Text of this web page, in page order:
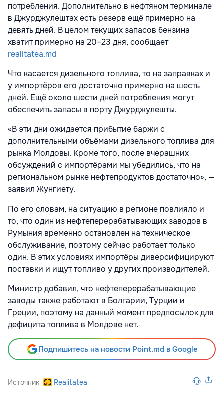
потребления. Дополнительно в нефтяном терминале
в Джурджулештахесть резерв ещё примерно на
девять дней. В целом текущих запасов бензина
хватит примерно на 20–23 дня, сообщает
realitatea.md
Что касается дизельного топлива, то на заправках и
у импортёров его достаточно примерно на шесть
дней. Ещё около шести дней потребления могут
обеспечить запасы в порту Джурджулешты.
«В эти дни ожидается прибытие баржи с
дополнительными объёмами дизельного топлива для
рынка Молдовы. Кроме того, после вчерашних
обсуждений с импортёрами мы убедились, что на
региональном рынке нефтепродуктов достаточно», —
заявил Жунгиету.
По его словам, на ситуацию в регионе повлияло и
то, что один из нефтеперерабатывающих заводов в
Румыния временно остановлен на техническое
обслуживание, поэтому сейчас работает только
один. В этих условиях импортёры диверсифицируют
поставки и ищут топливо у других производителей.
Министр добавил, что нефтеперерабатывающие
заводы также работают в Болгарии, Турции и
Греции, поэтому на данный момент предпосылок для
дефицита топлива в Молдове нет.
Подпишитесь на новости Point.md в Google
Источник Realitatea